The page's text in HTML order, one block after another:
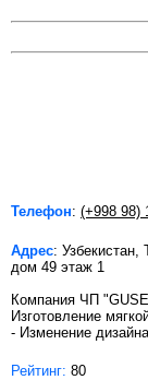
Телефон: (+998 98)
Адрес: Узбекистан,
дом 49 этаж 1
Компания ЧП
Изготовление
- Изменение
Рейтинг: 80